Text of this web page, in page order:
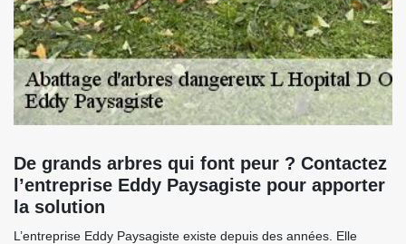
De grands arbres qui font peur ? Contactez
l’entreprise Eddy Paysagiste pour apporter
la solution
L’entreprise Eddy Paysagiste existe depuis des années. Elle